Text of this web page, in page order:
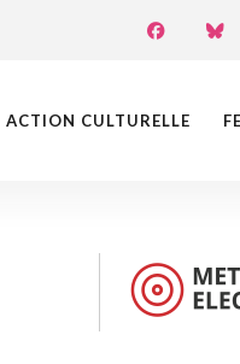
ACTION CULTURELLE